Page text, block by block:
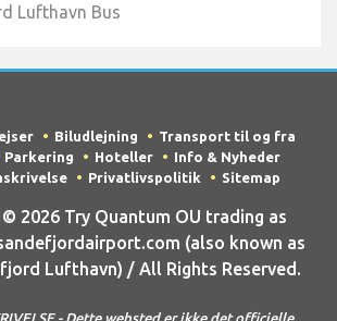
Lufthavn Bus
Biludlejning
Transport til og fra
Parkering Hoteller
Info & Nyheder
Privatlivspolitik Sitemap
© 2026 Try Quantum OU trading as
(also known as
Lufthavn) / All Rights Reserved.